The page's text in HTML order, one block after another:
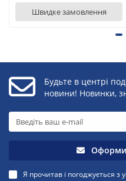
Швидке замовлення
Будьте в центрі
новини! Новинки,
Я прочитав і погоджується з